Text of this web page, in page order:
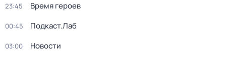
23:45 Время героев
00:45 Подкаст.Лаб
03:00 Новости